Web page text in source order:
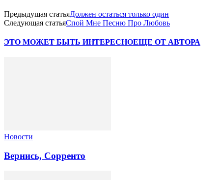
Предыдущая статьяДолжен остаться только один
Следующая статьяСпой Мне Песню Про Любовь
ЭТО МОЖЕТ БЫТЬ ИНТЕРЕСНОЕЩЕ ОТ АВТОРА
Новости
Вернись, Сорренто